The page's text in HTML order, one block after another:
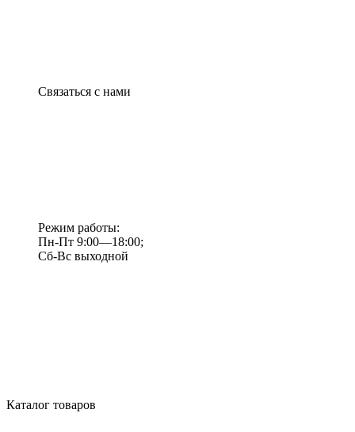
Связаться с нами
Режим работы:
Пн-Пт 9:00—18:00;
Сб-Вс выходной
Каталог товаров